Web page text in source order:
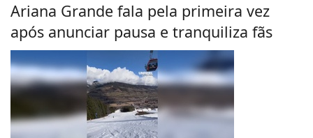
Ariana Grande fala pela primeira vez
após anunciar pausa e tranquiliza fãs